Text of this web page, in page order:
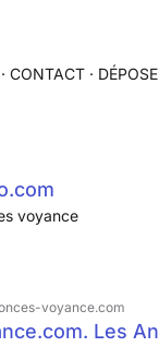
·
voyance
voyance.com
Les